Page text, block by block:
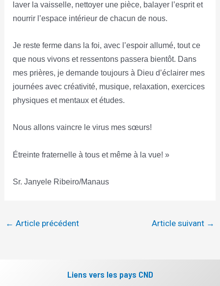
laver la vaisselle, nettoyer une pièce, balayer l’esprit et
nourrir l’espace intérieur de chacun de nous.
Je reste ferme dans la foi, avec l’espoir allumé, tout ce
que nous vivons et ressentons passera bientôt. Dans
mes prières, je demande toujours à Dieu d’éclairer mes
journées avec créativité, musique, relaxation, exercices
physiques et mentaux et études.
Nous allons vaincre le virus mes sœurs!
Étreinte fraternelle à tous et même à la vue! »
Sr. Janyele Ribeiro/Manaus
← Article précédent Article suivant →
Liens vers les pays CND